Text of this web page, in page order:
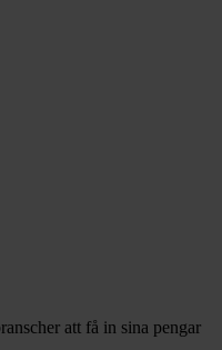
att få in sina pengar